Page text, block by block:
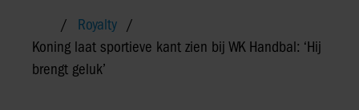
Royalty
Koning laat sportieve kant zien bij WK Handbal: ‘Hij
brengt geluk’